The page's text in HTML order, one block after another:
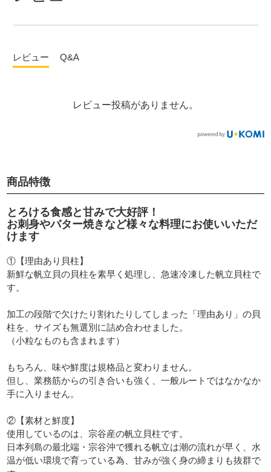
レビュー Q&A
レビュー投稿がありません。
商品特徴
とろける食感と甘みで大好評！
お刺身やバター焼きなど様々な料理にお使いいただ
けます
①【理由あり貝柱】
新鮮な帆立貝の貝柱を素早く処理し、急速冷凍した帆立貝柱で
す。
加工の段階で欠けたり割れたりしてしまった「理由あり」の貝
柱を、サイズも無選別に詰め合わせました。
（小粒なものも含まれます）
もちろん、味や鮮度は規格品と変わりません。
但し、業務筋からの引き合いも強く、一般ルートではなかなか
手に入りません。
②【素材と鮮度】
使用しているのは、宗谷産の帆立貝柱です。
日本列島の最北端・宗谷沖で獲れる帆立は潮の流れが早く、水
温が低い環境で育っている為、甘みが強く身の締まりも抜群で